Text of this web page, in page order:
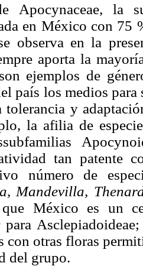
Apocynaceae, la
en México con 75
observa en la
aporta la
son ejemplos de
país los medios
tolerancia y
la afilia de
tan patente
número de
Mandevilla,
que México es un
con otras floras
del grupo.